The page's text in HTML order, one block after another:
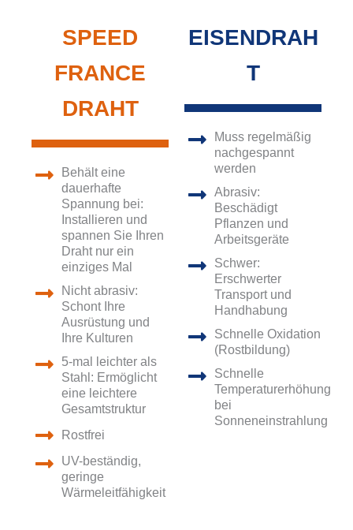
SPEED
FRANCE
DRAHT
Behält eine
dauerhafte
Spannung bei:
Installieren und
spannen Sie Ihren
Draht nur ein
einziges Mal
Nicht abrasiv:
Schont Ihre
Ausrüstung und
Ihre Kulturen
5-mal leichter als
Stahl: Ermöglicht
eine leichtere
Gesamtstruktur
Rostfrei
UV-beständig,
geringe
Wärmeleitfähigkeit
EISENDRAH
T
Muss regelmäßig
nachgespannt
werden
Abrasiv:
Beschädigt
Pflanzen und
Arbeitsgeräte
Schwer:
Erschwerter
Transport und
Handhabung
Schnelle Oxidation
(Rostbildung)
Schnelle
Temperaturerhöhung
bei
Sonneneinstrahlung